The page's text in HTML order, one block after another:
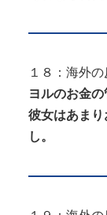
１８：海外
ヨルのお金の
彼女はあま
し。